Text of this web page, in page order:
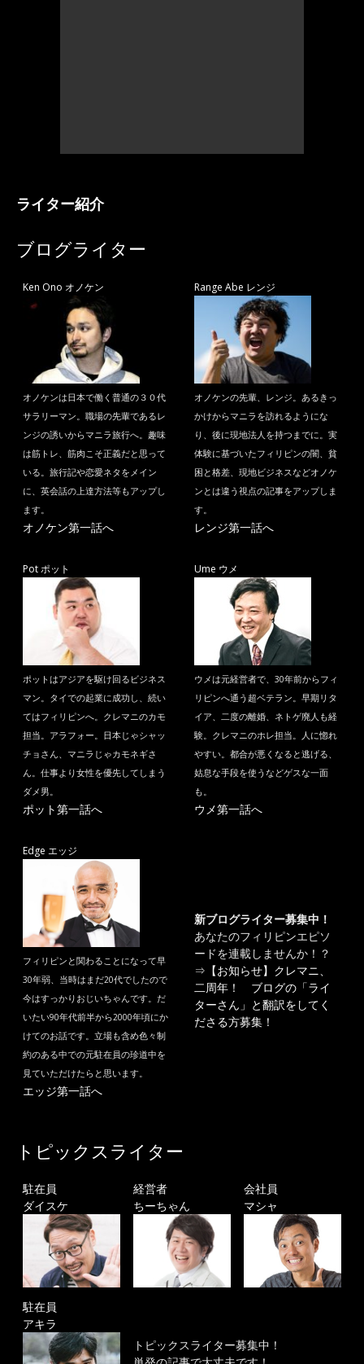
ライター紹介
ブログライター
Ken Ono オノケン
オノケンは日本で働く普通の３０代
サラリーマン。職場の先輩であるレ
ンジの誘いからマニラ旅行へ。趣味
は筋トレ、筋肉こそ正義だと思って
いる。旅行記や恋愛ネタをメイン
に、英会話の上達方法等もアップし
ます。
オノケン第一話へ
Range Abe レンジ
オノケンの先輩、レンジ。あるきっ
かけからマニラを訪れるようにな
り、後に現地法人を持つまでに。実
体験に基づいたフィリピンの闇、貧
困と格差、現地ビジネスなどオノケ
ンとは違う視点の記事をアップしま
す。
レンジ第一話へ
Pot ポット
ポットはアジアを駆け回るビジネス
マン。タイでの起業に成功し、続い
てはフィリピンへ。クレマニのカモ
担当。アラフォー。日本じゃシャッ
チョさん、マニラじゃカモネギさ
ん。仕事より女性を優先してしまう
ダメ男。
ポット第一話へ
Ume ウメ
ウメは元経営者で、30年前からフィ
リピンへ通う超ベテラン。早期リタ
イア、二度の離婚、ネトゲ廃人も経
験。クレマニのホレ担当。人に惚れ
やすい。都合が悪くなると逃げる、
姑息な手段を使うなどゲスな一面
も。
ウメ第一話へ
Edge エッジ
フィリピンと関わることになって早
30年弱、当時はまだ20代でしたので
今はすっかりおじいちゃんです。だ
いたい90年代前半から2000年頃にか
けてのお話です。立場も含め色々制
約のある中での元駐在員の珍道中を
見ていただけたらと思います。
エッジ第一話へ
新ブログライター募集中！
あなたのフィリピンエピソ
ードを連載しませんか！？
⇒ 【お知らせ】クレマニ、
二周年！ ブログの「ライ
ターさん」と翻訳をしてく
ださる方募集！
トピックスライター
駐在員
ダイスケ
経営者
ちーちゃん
会社員
マシャ
駐在員
アキラ
トピックスライター募集中！